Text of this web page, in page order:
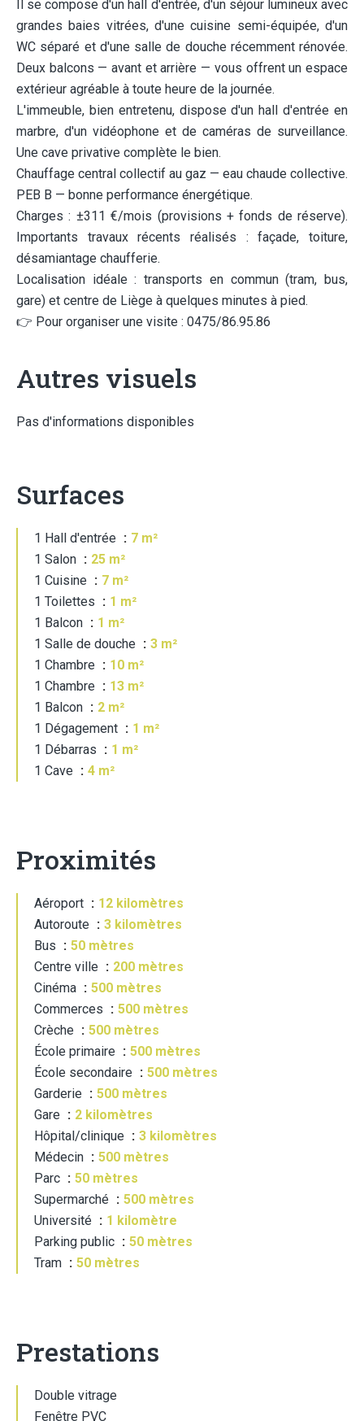
Il se compose d'un hall d'entrée, d'un séjour lumineux avec
grandes baies vitrées, d'une cuisine semi-équipée, d'un
WC séparé et d'une salle de douche récemment rénovée.
Deux balcons — avant et arrière — vous offrent un espace
extérieur agréable à toute heure de la journée.
L'immeuble, bien entretenu, dispose d'un hall d'entrée en
marbre, d'un vidéophone et de caméras de surveillance.
Une cave privative complète le bien.
Chauffage central collectif au gaz — eau chaude collective.
PEB B — bonne performance énergétique.
Charges : ±311 €/mois (provisions + fonds de réserve).
Importants travaux récents réalisés : façade, toiture,
désamiantage chaufferie.
Localisation idéale : transports en commun (tram, bus,
gare) et centre de Liège à quelques minutes à pied.
👉 Pour organiser une visite : 0475/86.95.86
Autres visuels
Pas d'informations disponibles
Surfaces
1 Hall d'entrée
7 m²
1 Salon
25 m²
1 Cuisine
7 m²
1 Toilettes
1 m²
1 Balcon
1 m²
1 Salle de douche
3 m²
1 Chambre
10 m²
1 Chambre
13 m²
1 Balcon
2 m²
1 Dégagement
1 m²
1 Débarras
1 m²
1 Cave
4 m²
Proximités
Aéroport
12 kilomètres
Autoroute
3 kilomètres
Bus
50 mètres
Centre ville
200 mètres
Cinéma
500 mètres
Commerces
500 mètres
Crèche
500 mètres
École primaire
500 mètres
École secondaire
500 mètres
Garderie
500 mètres
Gare
2 kilomètres
Hôpital/clinique
3 kilomètres
Médecin
500 mètres
Parc
50 mètres
Supermarché
500 mètres
Université
1 kilomètre
Parking public
50 mètres
Tram
50 mètres
Prestations
Double vitrage
Fenêtre PVC